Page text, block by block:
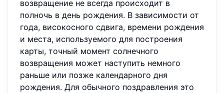
возвращение не всегда происходит в
полночь в день рождения. В зависимости от
года, високосного сдвига, времени рождения
и места, используемого для построения
карты, точный момент солнечного
возвращения может наступить немного
раньше или позже календарного дня
рождения. Для обычного поздравления это